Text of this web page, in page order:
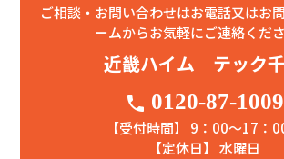
ご相談・お問い合わせはお電話又はお
ームからお気軽にご連絡くださ
近畿ハイム テック
phone 0120-87-1009
【受付時間】 9：00〜17：
【定休日】 水曜日